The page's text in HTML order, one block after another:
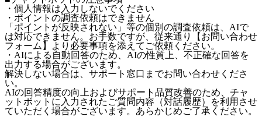
・個人情報は入力しないでください
・ポイントの調査依頼はできません
「ポイントが反映されない」等の個別の調査依頼は、AIで
は対応できません。お手数ですが、従来通り【お問い合わせ
フォーム】より必要事項を添えてご依頼ください。
・AIによる自動回答のため、AIの性質上、不正確な回答を
出力する場合がございます。
解決しない場合は、サポート窓口までお問い合わせくださ
い。
AIの回答精度の向上およびサポート品質改善のため、チャ
ットボットに入力されたご質問内容（対話履歴）を利用させ
ていただく場合がございます。あらかじめご了承ください。